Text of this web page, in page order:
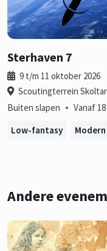
Sterhaven 7
9 t/m 11 oktober 2026
Scoutingterrein
Buiten slapen • Vanaf
Low-fantasy
Modern
Andere